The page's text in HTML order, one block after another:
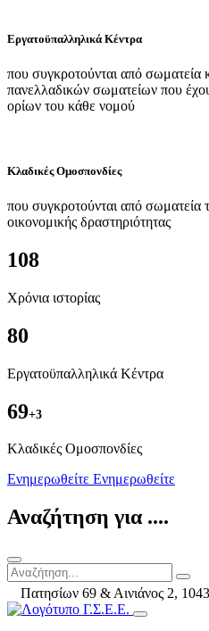
Εργατοϋπαλληλικά Κέντρα
που συγκροτούνται από σωματεία
πανελλαδικών σωματείων που
ορίων του κάθε νομού
Κλαδικές Ομοσπονδίες
που συγκροτούνται από
οικονομικής δραστηριότητας
108
Χρόνια ιστορίας
80
Εργατοϋπαλληλικά Κέντρα
69+3
Kλαδικές Ομοσπονδίες
Ενημερωθείτε Ενημερωθείτε
Αναζήτηση για ....
Πατησίων 69 & Αινιάνος 2,